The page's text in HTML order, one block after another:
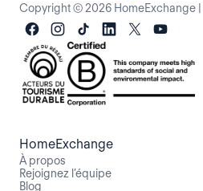
Copyright © 2026 HomeExchange
HomeExchange
À propos
Rejoignez l’équipe
Blog